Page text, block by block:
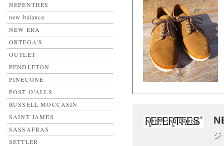
NEPENTHES
new balance
NEW ERA
ORTEGA'S
OUTLET
PENDLETON
PINECONE
POST O’ALLS
RUSSELL MOCCASIN
SAINT JAMES
SASSAFRAS
SETTLER